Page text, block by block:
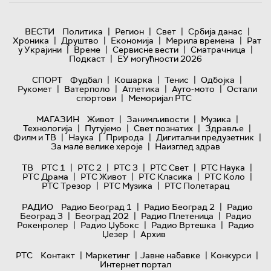
ВЕСТИ Политика | Регион | Свет | Србија данас |
Хроника | Друштво | Економија | Мерила времена | Рат
у Украјини | Време | Сервисне вести | Сматрачница |
Подкаст | ЕУ могућности 2026
СПОРТ
Фудбал | Кошарка | Тенис | Одбојка |
Рукомет | Ватерполо | Атлетика | Ауто-мото | Остали
спортови | Меморијал РТС
МАГАЗИН
Живот | Занимљивости | Музика |
Технологијa | Путујемо | Свет познатих | Здравље |
Филм и ТВ | Наука | Природа | Дигитални предузетник |
За мале велике хероје | Наизглед здрав
ТВ
РТС 1 | РТС 2 | РТС 3 | РТС Свет | РТС Наука |
РТС Драма | РТС Живот | РТС Класика | РТС Коло |
РТС Трезор | РТС Музика | РТС Полетарац
РАДИО
Радио Београд 1 | Радио Београд 2 | Радио
Београд 3 | Београд 202 | Радио Плетеница | Радио
Рокенролер | Радио Џубокс | Радио Вртешка | Радио
Џезер | Архив
РТС
Контакт | Маркетинг | Јавне набавке | Конкурси |
Интернет портал